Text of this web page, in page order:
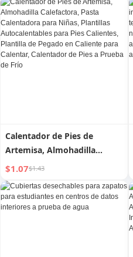
Calentador de Pies de
Artemisa, Almohadilla
Calefactora, Pasta
Calentadora para Niñas,
Plantillas Autocalentables
para Pies Calientes, Plantilla
$1.07$1.43